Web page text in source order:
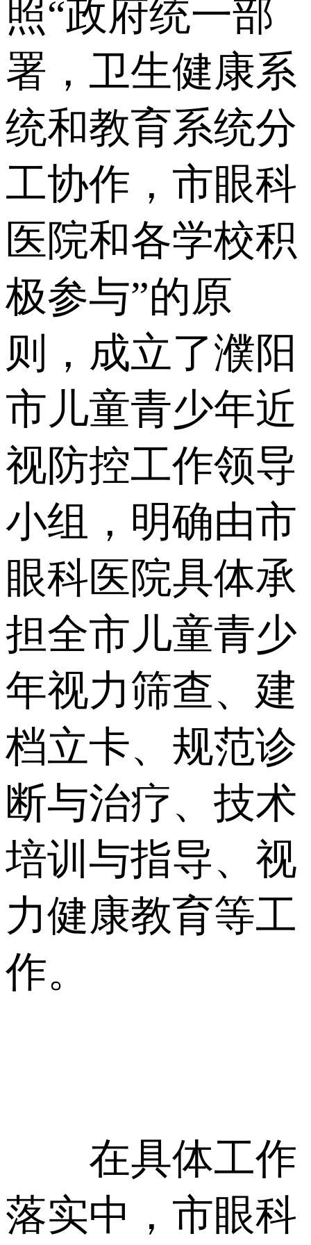
照“政府统一部
署，卫生健康系
统和教育系统分
工协作，市眼科
医院和各学校积
极参与”的原
则，成立了濮阳
市儿童青少年近
视防控工作领导
小组，明确由市
眼科医院具体承
担全市儿童青少
年视力筛查、建
档立卡、规范诊
断与治疗、技术
培训与指导、视
力健康教育等工
作。
在具体工作
落实中，市眼科